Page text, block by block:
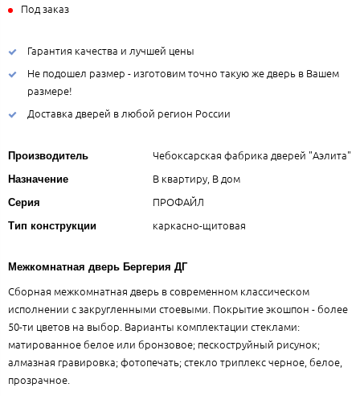
Под заказ
Гарантия качества и лучшей цены
Не подошел размер - изготовим точно такую же дверь в Вашем
размере!
Доставка дверей в любой регион России
Производитель Чебоксарская фабрика дверей "Аэлита"
Назначение В квартиру, В дом
Серия ПРОФАЙЛ
Тип конструкции каркасно-щитовая
Межкомнатная дверь Бергерия ДГ
Сборная межкомнатная дверь в современном классическом
исполнении с закругленными стоевыми. Покрытие экошпон - более
50-ти цветов на выбор. Варианты комплектации стеклами:
матированное белое или бронзовое; пескоструйный рисунок;
алмазная гравировка; фотопечать; стекло триплекс черное, белое,
прозрачное.